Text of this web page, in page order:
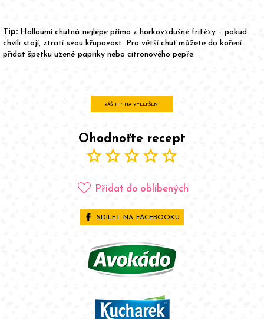
Tip: Halloumi chutná nejlépe přímo z horkovzdušné fritézy – pokud
chvíli stojí, ztratí svou křupavost. Pro větší chuť můžete do koření
přidat špetku uzené papriky nebo citronového pepře.
VÁŠ TIP NA VYLEPŠENÍ
Ohodnoťte recept
starstarstarstarstar
favorite Přidat do oblíbených
SDÍLET NA FACEBOOKU